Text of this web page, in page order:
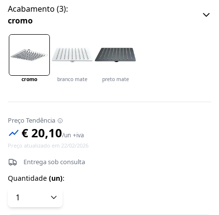
Acabamento (3):
cromo
cromo branco mate preto mate
Preço Tendência
€ 20,10/un +iva
Preço atualizado em 22/02/2026
Entrega sob consulta
Quantidade (un):